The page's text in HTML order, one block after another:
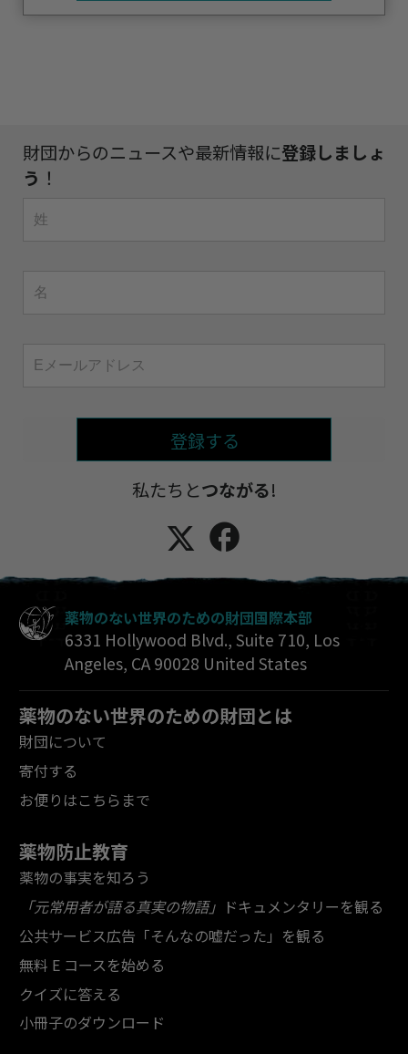
財団からのニュースや最新情報に登録しましょ
う ！
登録する
私たちとつながる!
薬物のない世界のための財団国際本部
6331 Hollywood Blvd., Suite 710, Los
Angeles, CA 90028 United States
薬物のない世界のための財団とは
財団について
寄付する
お便りはこちらまで
薬物防止教育
薬物の事実を知ろう
「元常用者が語る真実の物語」 ドキュメンタリーを観る
公共サービス広告「そんなの嘘だった」を観る
無料 E コースを始める
クイズに答える
小冊子のダウンロード